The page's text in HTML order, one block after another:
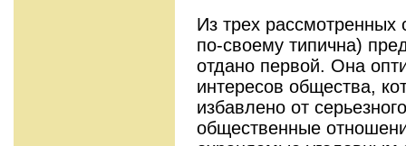
Из трех рассмотренных
по-своему ти­пична)
отдано первой. Она
интересов общества,
избавлено от
общественные